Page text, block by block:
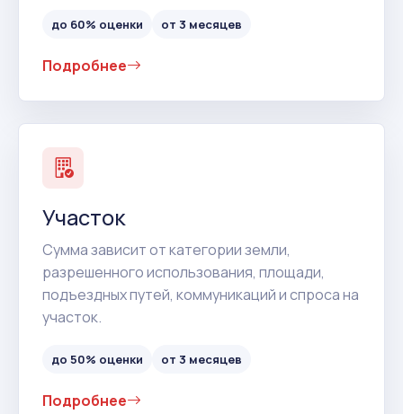
до 60% оценки от 3 месяцев
Подробнее
Участок
Сумма зависит от категории земли,
разрешенного использования, площади,
подъездных путей, коммуникаций и спроса на
участок.
до 50% оценки от 3 месяцев
Подробнее